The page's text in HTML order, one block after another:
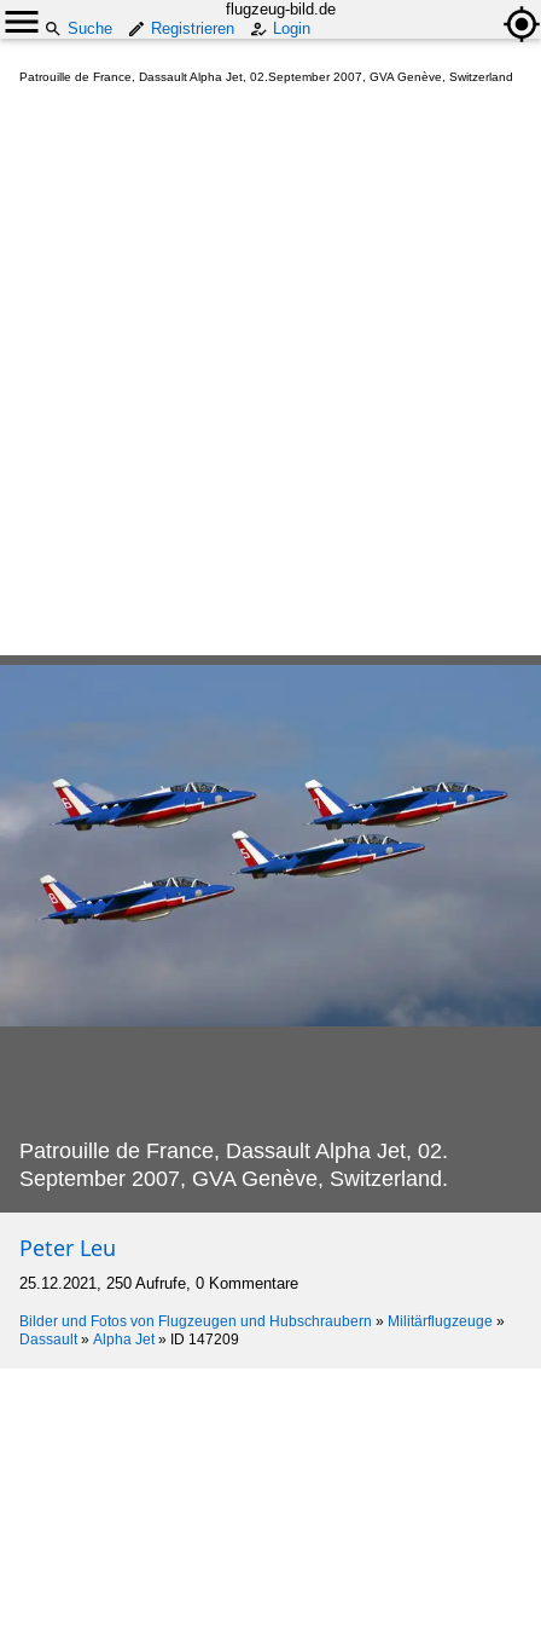
flugzeug-bild.de
Suche
Registrieren Login
Patrouille de France, Dassault Alpha Jet, 02.September 2007, GVA Genève, Switzerland
Patrouille de France, Dassault Alpha Jet, 02.
September 2007, GVA Genève, Switzerland.
Peter Leu
25.12.2021, 250 Aufrufe, 0 Kommentare
Bilder und Fotos von Flugzeugen und Hubschraubern » Militärflugzeuge »
Dassault» Alpha Jet» ID 147209